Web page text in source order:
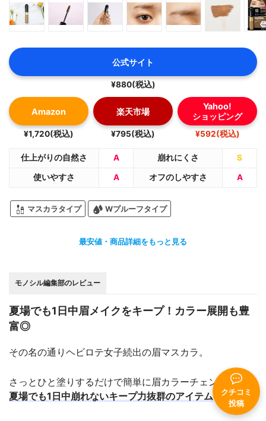
クチコミ
投稿
🔸3ＤアイブロウカラーZ
🔸デザイニングアイブロウ3Ｄ
数量限定品なので急いでGETしてね✊💖
#アイブロウ #３DアイブロウカラーＺ #デザイニングア
イブロウ３D #低温グレージュ眉 #コスメレビュー #美容
#低彩度 #グレー #グレージュ
*1 脱色したような色合い
公式サイト
¥880(税込)
Amazon
¥1,720(税込)
楽天市場
¥795(税込)
Yahoo!
ショッピング
¥592(税込)
仕上がりの自然さ A 崩れにくさ S
使いやすさ A オフのしやすさ A
マスカラタイプ Wプルーフタイプ
最安値・商品詳細をもっと見る
モノシル編集部のレビュー
夏場でも1日中眉メイクをキープ！カラー展開も豊
富◎
その名の通りヘビロテ女子続出の眉マスカラ。
さっとひと塗りするだけで簡単に眉カラーチェンジでき、
夏場でも1日中崩れないキープ力抜群のアイテムです！